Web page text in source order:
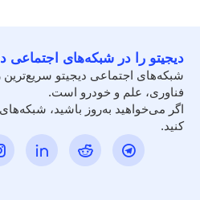
دیجیتو را در شبکه‌های اجتماعی
شبکه‌های اجتماعی دیجیتو
فناوری، علم و خودرو است.
اگر می‌خواهید به‌روز باشید،
کنید.